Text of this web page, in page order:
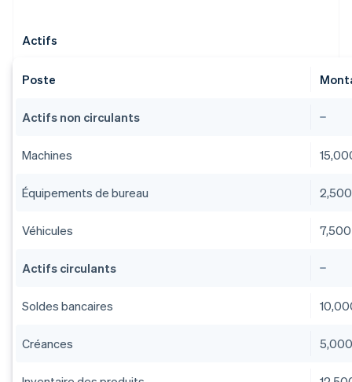
Actifs
Poste
Actifs non circulants
Machines
Équipements de bureau 2,500
Véhicules 7,500
Actifs circulants
Soldes bancaires
Créances